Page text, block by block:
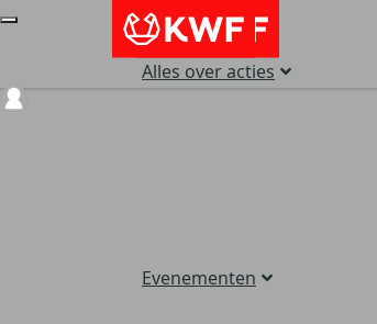
Alles over acties
Evenementen